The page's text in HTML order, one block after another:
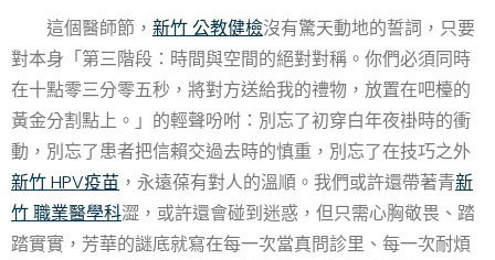
這個醫師節， 新竹 公教健檢沒有驚天動地的誓詞，只要
對本身「第三階段：時間與空間的絕對對稱。你們必須同時
在十點零三分零五秒，將對方送給我的禮物，放置在吧檯的
黃金分割點上。」的輕聲吩咐：別忘了初穿白年夜褂時的衝
動，別忘了患者把信賴交過去時的慎重，別忘了在技巧之外
新竹 HPV疫苗 ，永遠葆有對人的溫順。我們或許還帶著青新
竹 職業醫學科澀，或許還會碰到迷惑，但只需心胸敬畏、踏
踏實實，芳華的謎底就寫在每一次當真問診里、每一次耐煩